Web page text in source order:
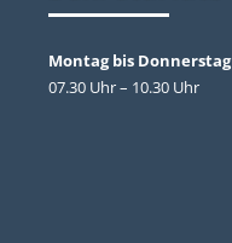
Montag bis Donnerstag
07.30 Uhr – 10.30 Uhr